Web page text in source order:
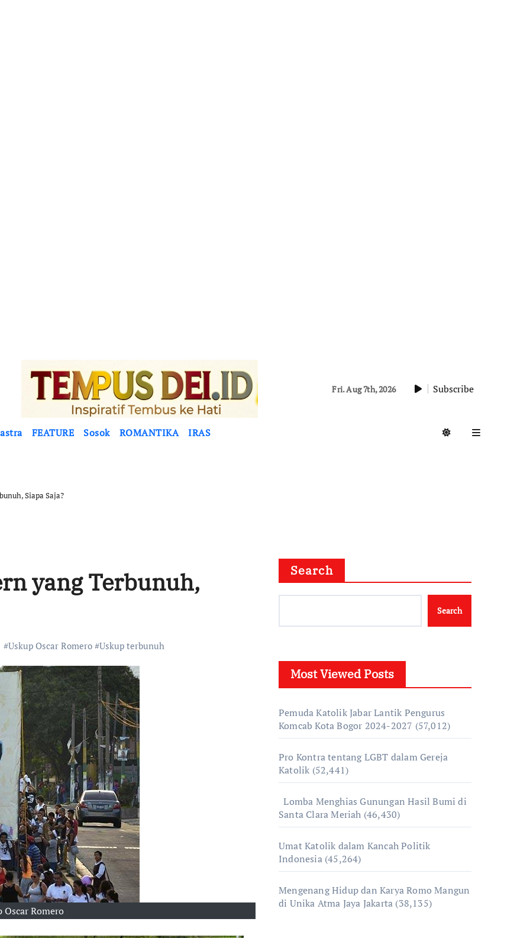
Fri. Aug 7th, 2026 Subscribe
FEATURE Sosok ROMANTIKA IRAS
Siapa Saja?
yang Terbunuh,
#Uskup Oscar Romero #Uskup terbunuh
Oscar Romero
Search
Search
Most Viewed Posts
Pemuda Katolik Jabar Lantik Pengurus
Komcab Kota Bogor 2024-2027 (57,012)
Pro Kontra tentang LGBT dalam Gereja
Katolik (52,441)
Lomba Menghias Gunungan Hasil Bumi di
Santa Clara Meriah (46,430)
Umat Katolik dalam Kancah Politik
Indonesia (45,264)
Mengenang Hidup dan Karya Romo Mangun
di Unika Atma Jaya Jakarta (38,135)